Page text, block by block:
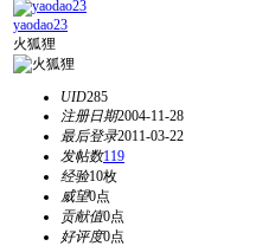
yaodao23
火狐狸
UID285
注册日期2004-11-28
最后登录2011-03-22
发帖数119
经验10枚
威望0点
贡献值0点
好评度0点